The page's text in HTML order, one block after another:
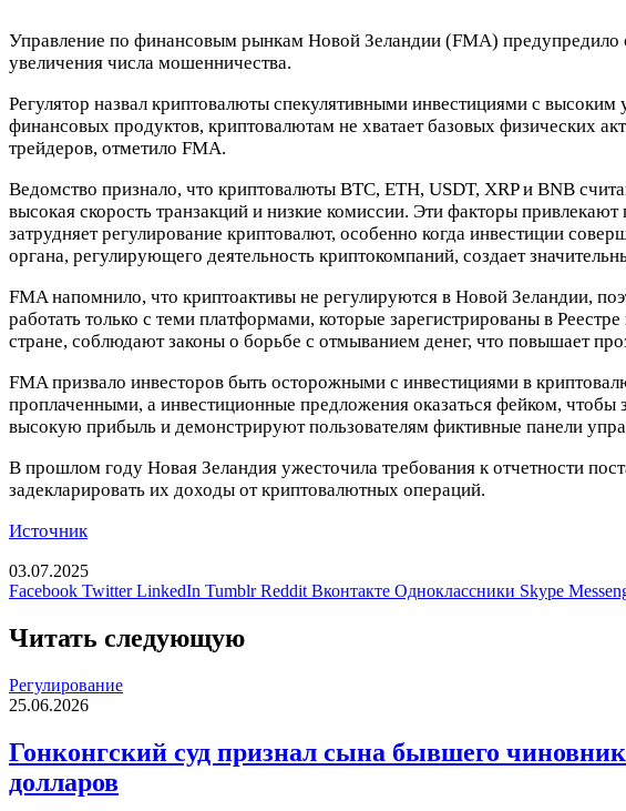
Управление по финансовым рынкам Новой Зеландии (FMA) предупредило
увеличения числа мошенничества.
Регулятор назвал криптовалюты спекулятивными инвестициями с
финансовых продуктов, криптовалютам не хватает базовых физических
трейдеров, отметило FMA.
Ведомство признало, что криптовалюты BTC, ETH, USDT, XRP и BNB
высокая скорость транзакций и низкие комиссии. Эти факторы
затрудняет регулирование криптовалют, особенно когда инвестиции
органа, регулирующего деятельность криптокомпаний, создает
FMA напомнило, что криптоактивы не регулируются в Новой Зеландии,
работать только с теми платформами, которые зарегистрированы в
стране, соблюдают законы о борьбе с отмыванием денег, что повышает
FMA призвало инвесторов быть осторожными с инвестициями в
проплаченными, а инвестиционные предложения оказаться фейком,
высокую прибыль и демонстрируют пользователям фиктивные панели
В прошлом году Новая Зеландия ужесточила требования к отчетности
задекларировать их доходы от криптовалютных операций.
Источник
03.07.2025
Facebook Twitter LinkedIn Tumblr Reddit Вконтакте Одноклассники Skype
Читать следующую
Регулирование
25.06.2026
Гонконгский суд признал сына бывшего
долларов